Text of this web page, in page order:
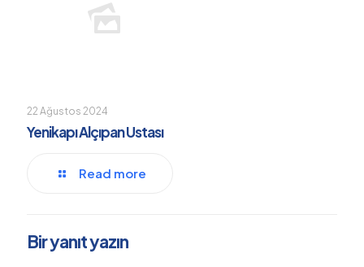
22 Ağustos 2024
Yenikapı Alçıpan Ustası
Read more
Bir yanıt yazın